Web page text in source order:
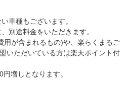
車種もございます。
別途料金をいただきます。
用が含まれるもの)や、楽らくまるご
いただいている方は楽天ポイント付
増しとなります。